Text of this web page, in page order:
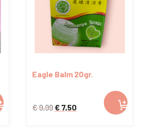
Eagle Balm 20gr.
€9,99Oorspronkelijke
€7,50Huidige